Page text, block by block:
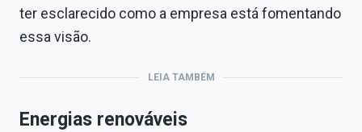
ter esclarecido como a empresa está fomentando
essa visão.
LEIA TAMBÉM
Energias renováveis